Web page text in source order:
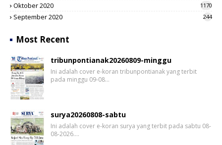
Oktober 2020 1170
September 2020 244
Most Recent
tribunpontianak20260809-minggu
Ini adalah cover e-koran tribunpontianak yang terbit
pada minggu 09-08…
surya20260808-sabtu
Ini adalah cover e-koran surya yang terbit pada sabtu 08-
08-2026.…